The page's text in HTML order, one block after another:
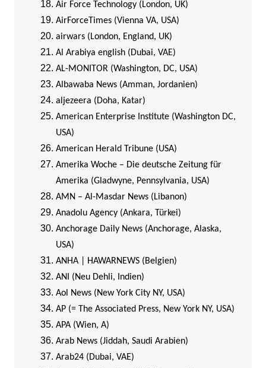
Air Force Technology (London, UK)
AirForceTimes (Vienna VA, USA)
airwars (London, England, UK)
Al Arabiya english (Dubai, VAE)
AL-MONITOR (Washington, DC, USA)
Albawaba News (Amman, Jordanien)
aljezeera (Doha, Katar)
American Enterprise Institute (Washington DC,
USA)
American Herald Tribune (USA)
Amerika Woche – Die deutsche Zeitung für
Amerika (Gladwyne, Pennsylvania, USA)
AMN – Al-Masdar News (Libanon)
Anadolu Agency (Ankara, Türkei)
Anchorage Daily News (Anchorage, Alaska,
USA)
ANHA | HAWARNEWS (Belgien)
ANI (Neu Dehli, Indien)
Aol News (New York City NY, USA)
AP (= The Associated Press, New York NY, USA)
APA (Wien, A)
Arab News (Jiddah, Saudi Arabien)
Arab24 (Dubai, VAE)